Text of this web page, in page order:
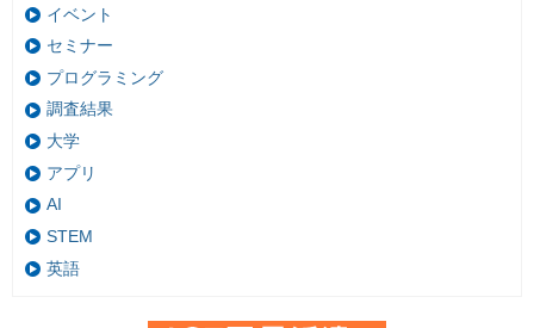
イベント
セミナー
プログラミング
調査結果
大学
アプリ
AI
STEM
英語